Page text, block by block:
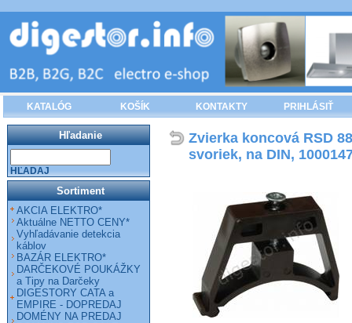
KATALÓG KOŠÍK KONTAKTY PRIHLÁSIŤ
Zvierka koncová RSD
svoriek, na DIN,
Hľadanie
HĽADAJ
Sortiment
AKCIA ELEKTRO*
Aktuálne NETTO CENY*
Vyhľadávanie detekcia
káblov
BAZÁR ELEKTRO*
DARČEKOVÉ POUKÁŽKY
a Tipy na Darčeky
DIGESTORY CATA a
EMPIRE - DOPREDAJ
DOMÉNY NA PREDAJ